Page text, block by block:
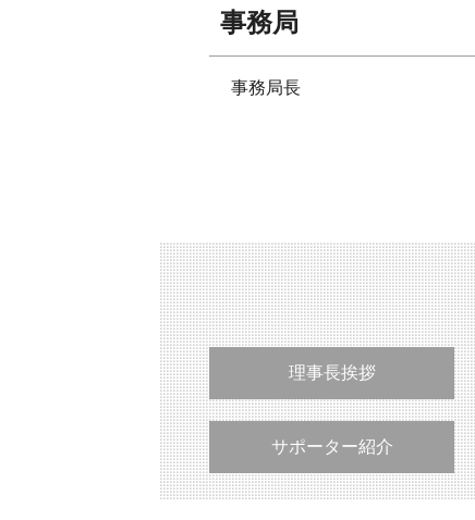
事務局
事務局長
理事長挨拶
サポーター紹介